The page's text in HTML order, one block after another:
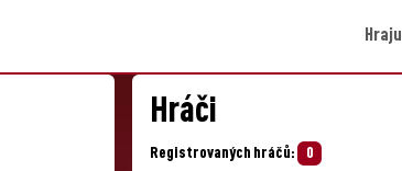
Hraju
Hráči
Registrovaných hráčů: 0